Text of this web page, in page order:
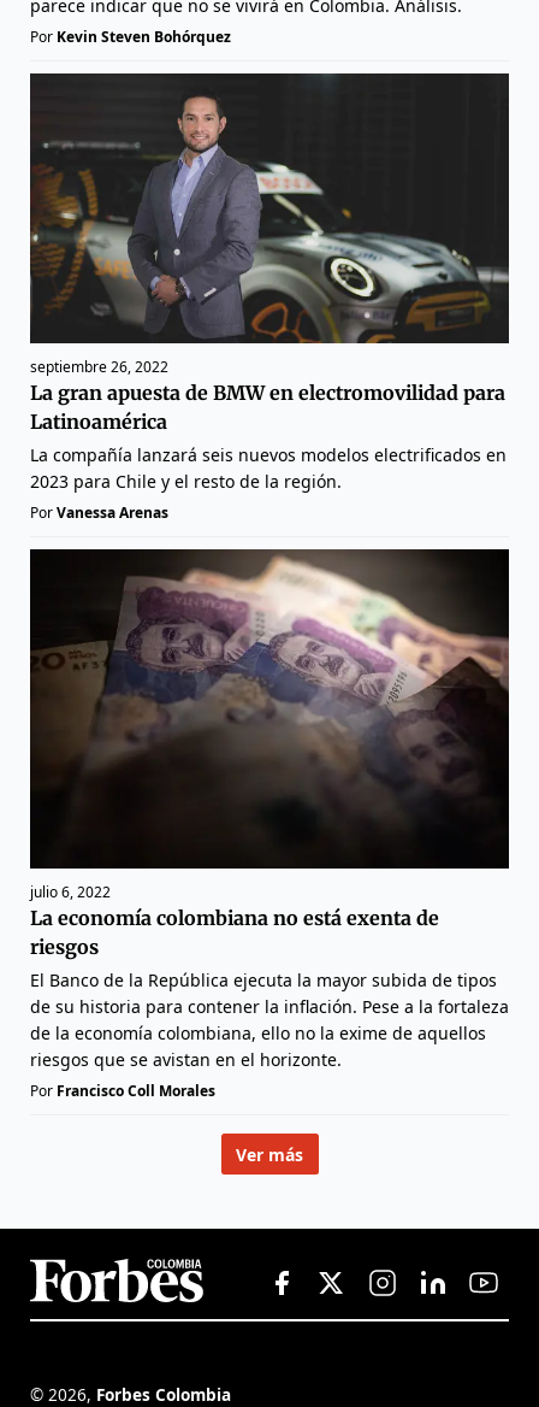
parece indicar que no se vivirá en Colombia. Análisis.
Por Kevin Steven Bohórquez
septiembre 26, 2022
La gran apuesta de BMW en electromovilidad para
Latinoamérica
La compañía lanzará seis nuevos modelos electrificados en
2023 para Chile y el resto de la región.
PorVanessa Arenas
julio 6, 2022
La economía colombiana no está exenta de
riesgos
El Banco de la República ejecuta la mayor subida de tipos
de su historia para contener la inflación. Pese a la fortaleza
de la economía colombiana, ello no la exime de aquellos
riesgos que se avistan en el horizonte.
Por Francisco Coll Morales
Ver más
© 2026, Forbes Colombia